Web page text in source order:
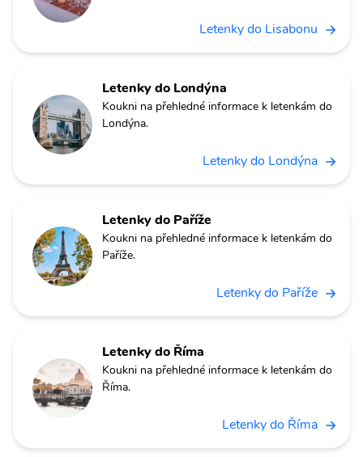
Letenky do Lisabonu
Letenky do Londýna
Koukni na přehledné informace k letenkám do
Londýna.
Letenky do Londýna
Letenky do Paříže
Koukni na přehledné informace k letenkám do
Paříže.
Letenky do Paříže
Letenky do Říma
Koukni na přehledné informace k letenkám do
Říma.
Letenky do Říma